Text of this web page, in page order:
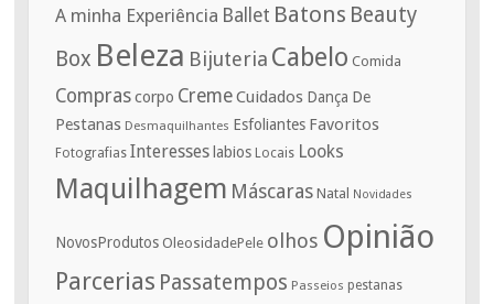
A minha Experiência Ballet Batons Beauty
Box Beleza Bijuteria Cabelo Comida
Comprascorpo CremeCuidados Dança De
Pestanas Desmaquilhantes Esfoliantes Favoritos
Fotografias Interesses labios Locais Looks
Maquilhagem Máscaras Natal Novidades
NovosProdutos OleosidadePele olhos Opinião
Parcerias Passatempos Passeios pestanas